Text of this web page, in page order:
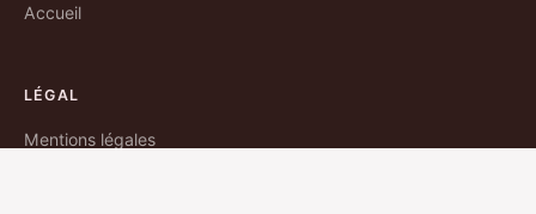
Accueil
LÉGAL
Mentions légales